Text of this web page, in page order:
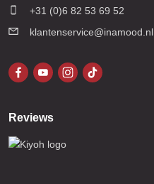
+31 (0)6 82 53 69 52
klantenservice@inamood.nl
Reviews